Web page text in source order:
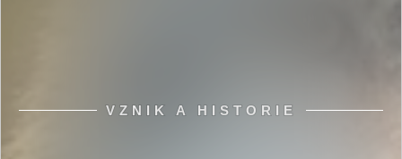
VZNIK A HISTORIE